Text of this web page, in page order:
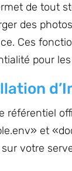
de tout
des
Ces
pour
référentiel
et
votre